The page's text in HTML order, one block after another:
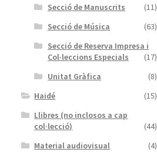
Secció de Manuscrits
(11)
Secció de Música
(63)
Secció de Reserva Impresa i
Col·leccions Especials
(17)
Unitat Gràfica
(8)
Haidé
(15)
Llibres (no inclosos a cap
col·lecció)
(44)
Material audiovisual
(4)